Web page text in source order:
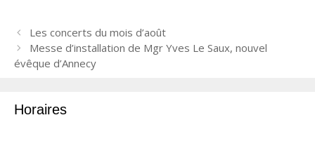
N
a
v
a
Les concerts du mois d’août
Messe d’installation de Mgr Yves Le Saux, nouvel
évêque d’Annecy
Horaires